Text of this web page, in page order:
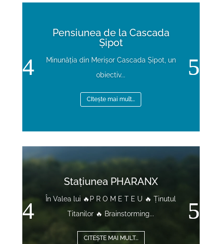
Pensiunea de la Cascada
Șipot
Minunăția din Merișor Cascada Șipot, un
obiectiv...
CItește mai mult...
Player
Stațiunea PHARANX
În Valea lui 🔥P R O M E T E U 🔥 Ținutul
Titanilor 🔥 Brainstorming...
CITEȘTE MAI MULT...